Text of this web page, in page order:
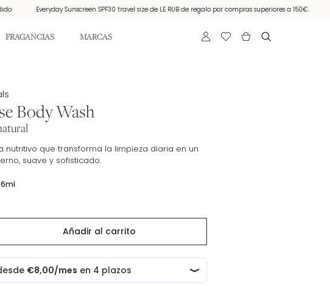
Everyday Sunscreen SPF30 travel size de LE RUB de regalo por compras superiores a 150€.
FRAGANCIAS MARCAS
Body Wash
nutritivo que transforma la limpieza diaria en un
suave y sofisticado.
Añadir al carrito